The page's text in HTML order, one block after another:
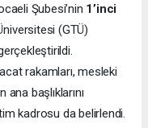
Şubesi’nin 1’inci
(GTÜ)
rakamları, mesleki
ana başlıklarını
kadrosu da belirlendi.